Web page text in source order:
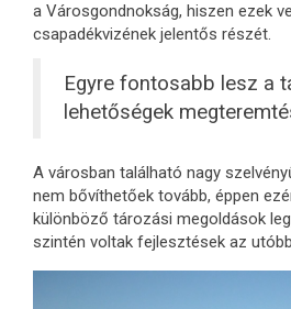
a Városgondnokság, hiszen ezek
csapadékvizének jelentős részét.
Egyre fontosabb lesz a
lehetőségek
A városban található nagy
nem bővíthetőek tovább, éppen
különböző tározási megoldások
szintén voltak fejlesztések az